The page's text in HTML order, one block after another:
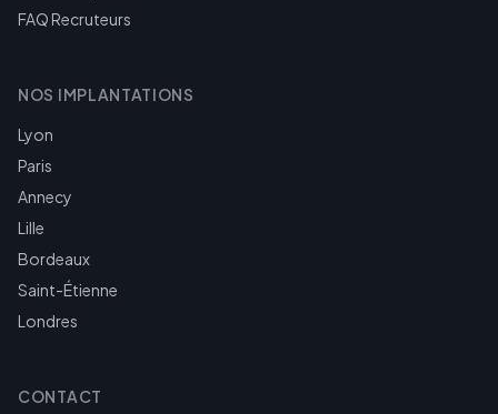
FAQ Recruteurs
NOS IMPLANTATIONS
Lyon
Paris
Annecy
Lille
Bordeaux
Saint-Étienne
Londres
CONTACT